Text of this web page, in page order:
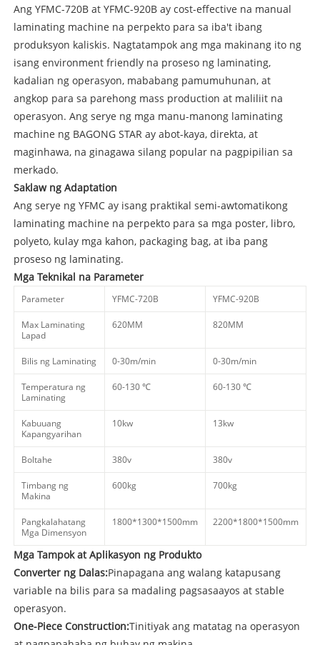
Ang YFMC-720B at YFMC-920B ay cost-effective na manual
laminating machine na perpekto para sa iba't ibang
produksyon kaliskis. Nagtatampok ang mga makinang ito ng
isang environment friendly na proseso ng laminating,
kadalian ng operasyon, mababang pamumuhunan, at
angkop para sa parehong mass production at maliliit na
operasyon. Ang serye ng mga manu-manong laminating
machine ng BAGONG STAR ay abot-kaya, direkta, at
maginhawa, na ginagawa silang popular na pagpipilian sa
merkado.
Saklaw ng Adaptation
Ang serye ng YFMC ay isang praktikal semi-awtomatikong
laminating machine na perpekto para sa mga poster, libro,
polyeto, kulay mga kahon, packaging bag, at iba pang
proseso ng laminating.
Mga Teknikal na Parameter
Parameter YFMC-720B YFMC-920B
Max Laminating
Lapad
620MM 820MM
Bilis ng Laminating 0-30m/min 0-30m/min
Temperatura ng
Laminating
60-130 ℃ 60-130 ℃
Kabuuang
Kapangyarihan
10kw 13kw
Boltahe 380v 380v
Timbang ng
Makina
600kg 700kg
Pangkalahatang
Mga Dimensyon
1800*1300*1500mm 2200*1800*1500mm
Mga Tampok at Aplikasyon ng Produkto
Converter ng Dalas:Pinapagana ang walang katapusang
variable na bilis para sa madaling pagsasaayos at stable
operasyon.
One-Piece Construction:Tinitiyak ang matatag na operasyon